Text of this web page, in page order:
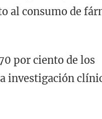
al consumo de
por ciento de los
investigación